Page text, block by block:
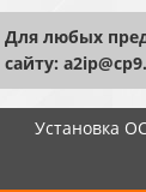
Установка
Для любых
сайту: